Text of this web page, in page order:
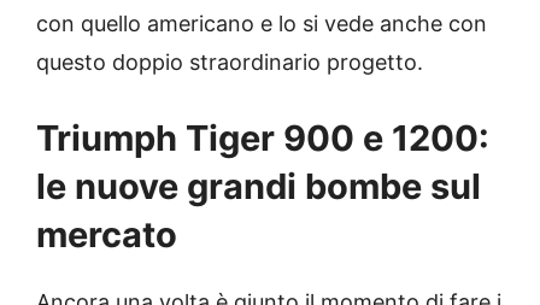
con quello americano e lo si vede anche con
questo doppio straordinario progetto.
Triumph Tiger 900 e 1200:
le nuove grandi bombe sul
mercato